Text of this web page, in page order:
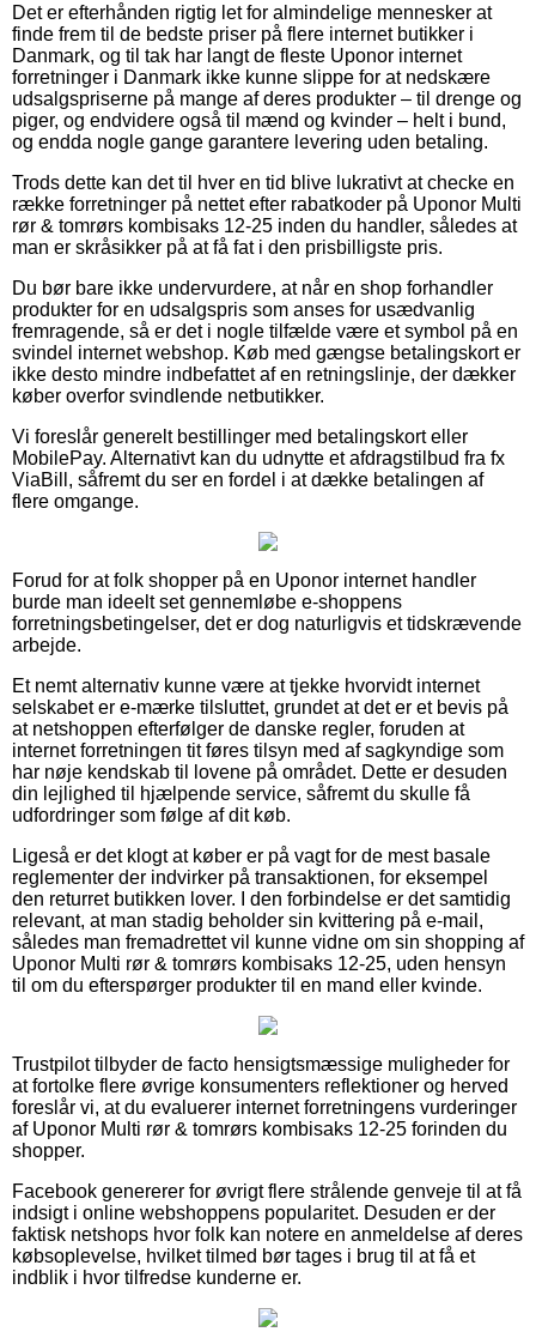
Det er efterhånden rigtig let for almindelige mennesker at
finde frem til de bedste priser på flere internet butikker i
Danmark, og til tak har langt de fleste Uponor internet
forretninger i Danmark ikke kunne slippe for at nedskære
udsalgspriserne på mange af deres produkter – til drenge og
piger, og endvidere også til mænd og kvinder – helt i bund,
og endda nogle gange garantere levering uden betaling.
Trods dette kan det til hver en tid blive lukrativt at checke en
række forretninger på nettet efter rabatkoder på Uponor Multi
rør & tomrørs kombisaks 12-25 inden du handler, således at
man er skråsikker på at få fat i den prisbilligste pris.
Du bør bare ikke undervurdere, at når en shop forhandler
produkter for en udsalgspris som anses for usædvanlig
fremragende, så er det i nogle tilfælde være et symbol på en
svindel internet webshop. Køb med gængse betalingskort er
ikke desto mindre indbefattet af en retningslinje, der dækker
køber overfor svindlende netbutikker.
Vi foreslår generelt bestillinger med betalingskort eller
MobilePay. Alternativt kan du udnytte et afdragstilbud fra fx
ViaBill, såfremt du ser en fordel i at dække betalingen af
flere omgange.
Forud for at folk shopper på en Uponor internet handler
burde man ideelt set gennemløbe e-shoppens
forretningsbetingelser, det er dog naturligvis et tidskrævende
arbejde.
Et nemt alternativ kunne være at tjekke hvorvidt internet
selskabet er e-mærke tilsluttet, grundet at det er et bevis på
at netshoppen efterfølger de danske regler, foruden at
internet forretningen tit føres tilsyn med af sagkyndige som
har nøje kendskab til lovene på området. Dette er desuden
din lejlighed til hjælpende service, såfremt du skulle få
udfordringer som følge af dit køb.
Ligeså er det klogt at køber er på vagt for de mest basale
reglementer der indvirker på transaktionen, for eksempel
den returret butikken lover. I den forbindelse er det samtidig
relevant, at man stadig beholder sin kvittering på e-mail,
således man fremadrettet vil kunne vidne om sin shopping af
Uponor Multi rør & tomrørs kombisaks 12-25, uden hensyn
til om du efterspørger produkter til en mand eller kvinde.
Trustpilot tilbyder de facto hensigtsmæssige muligheder for
at fortolke flere øvrige konsumenters reflektioner og herved
foreslår vi, at du evaluerer internet forretningens vurderinger
af Uponor Multi rør & tomrørs kombisaks 12-25 forinden du
shopper.
Facebook genererer for øvrigt flere strålende genveje til at få
indsigt i online webshoppens popularitet. Desuden er der
faktisk netshops hvor folk kan notere en anmeldelse af deres
købsoplevelse, hvilket tilmed bør tages i brug til at få et
indblik i hvor tilfredse kunderne er.